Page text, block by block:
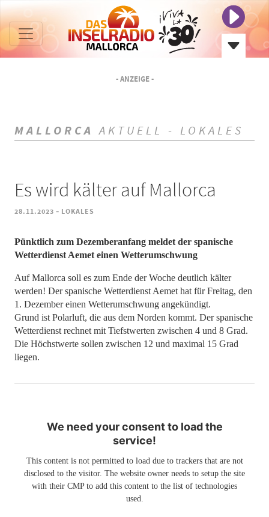
- ANZEIGE -
MALLORCA AKTUELL - LOKALES
Es wird kälter auf Mallorca
28.11.2023 - LOKALES
Pünktlich zum Dezemberanfang meldet der spanische
Wetterdienst Aemet einen Wetterumschwung
Auf Mallorca soll es zum Ende der Woche deutlich kälter
werden! Der spanische Wetterdienst Aemet hat für Freitag, den
1. Dezember einen Wetterumschwung angekündigt.
Grund ist Polarluft, die aus dem Norden kommt. Der spanische
Wetterdienst rechnet mit Tiefstwerten zwischen 4 und 8 Grad.
Die Höchstwerte sollen zwischen 12 und maximal 15 Grad
liegen.
We need your consent to load the
service!
This content is not permitted to load due to trackers that are not
disclosed to the visitor. The website owner needs to setup the site
with their CMP to add this content to the list of technologies
used.